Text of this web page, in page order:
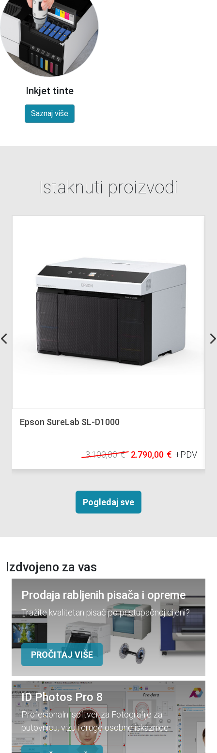
Inkjet tinte
Saznaj više
Istaknuti proizvodi
Epson SureLab SL-D1000
3.100,00 € 2.790,00 € +PDV
Pogledaj sve
Izdvojeno za vas
Prodaja rabljenih pisača i opreme
Tražite kvalitetan pisač po pristupačnoj cijeni?
PROČITAJ VIŠE
ID Photos Pro 8
Profesionalni softver za Fotografije za
putovnicu, vizu i druge osobne iskaznice